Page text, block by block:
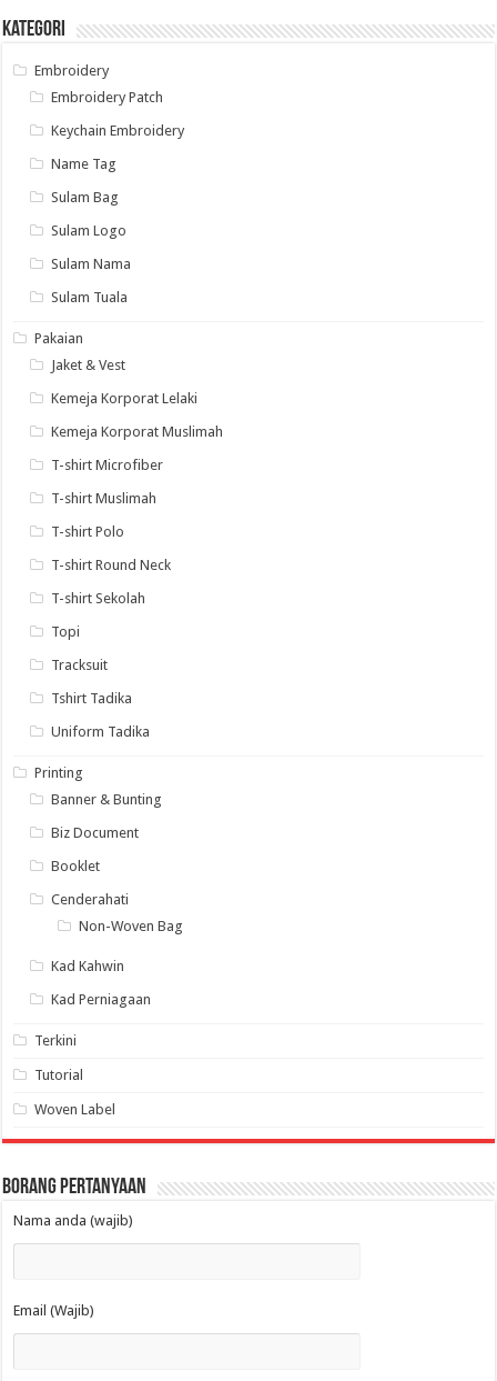
Kategori
Embroidery
Embroidery Patch
Keychain Embroidery
Name Tag
Sulam Bag
Sulam Logo
Sulam Nama
Sulam Tuala
Pakaian
Jaket & Vest
Kemeja Korporat Lelaki
Kemeja Korporat Muslimah
T-shirt Microfiber
T-shirt Muslimah
T-shirt Polo
T-shirt Round Neck
T-shirt Sekolah
Topi
Tracksuit
Tshirt Tadika
Uniform Tadika
Printing
Banner & Bunting
Biz Document
Booklet
Cenderahati
Non-Woven Bag
Kad Kahwin
Kad Perniagaan
Terkini
Tutorial
Woven Label
Borang Pertanyaan
Nama anda (wajib)
Email (Wajib)